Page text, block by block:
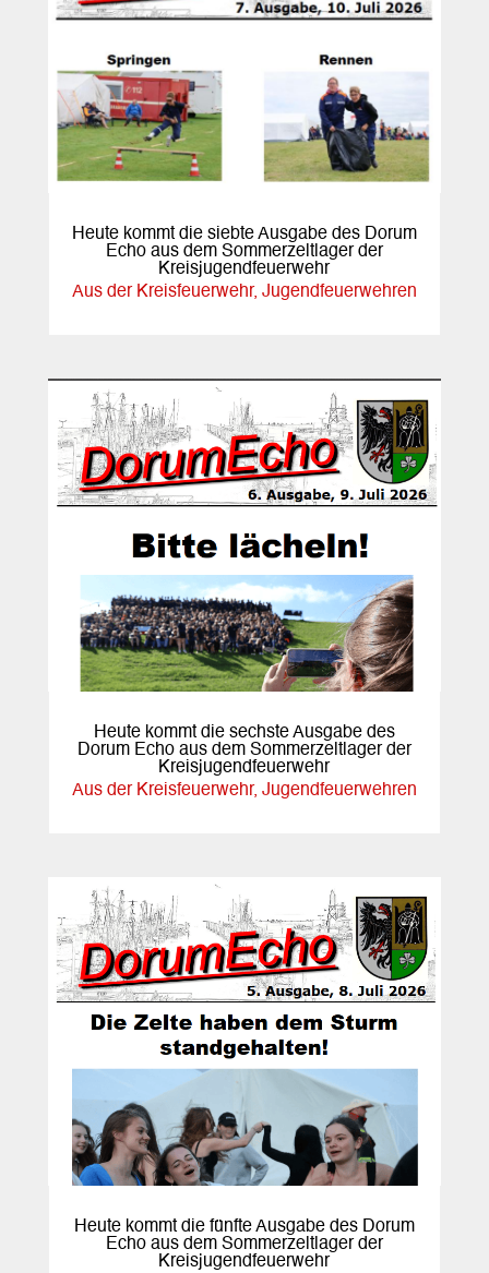
Heute kommt die siebte Ausgabe des Dorum
Echo aus dem Sommerzeltlager der
Kreisjugendfeuerwehr
Aus der Kreisfeuerwehr, Jugendfeuerwehren
Heute kommt die sechste Ausgabe des
Dorum Echo aus dem Sommerzeltlager der
Kreisjugendfeuerwehr
Aus der Kreisfeuerwehr, Jugendfeuerwehren
Heute kommt die fünfte Ausgabe des Dorum
Echo aus dem Sommerzeltlager der
Kreisjugendfeuerwehr